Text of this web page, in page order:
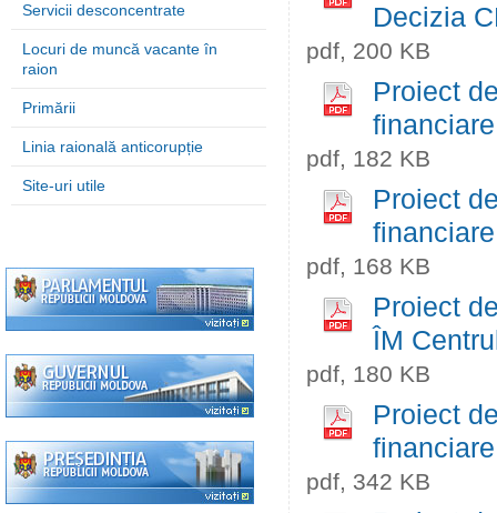
Servicii desconcentrate
Locuri de muncă vacante în
raion
Primării
Linia raională anticorupție
Site-uri utile
Decizia
pdf, 200 KB
Proiect
pdf, 182 KB
Proiect
pdf, 168 KB
Proiect
ÎM
pdf, 180 KB
Proiect
pdf, 342 KB